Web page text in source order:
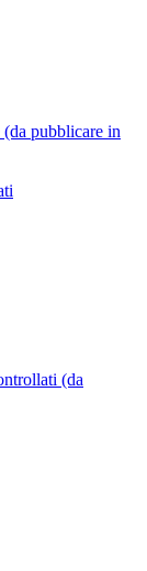
pubblicare in
(da